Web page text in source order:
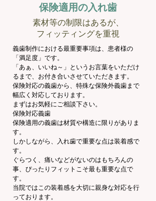
保険適用の入れ歯
素材等の制限はあるが、
フィッティングを重視
義歯制作における最重要事項は、患者様の
「満足度」です。
「あぁ、いいね～」というお言葉をいただけ
るまで、お付き合いさせていただきます。
保険対応の義歯から、特殊な保険外義歯まで
幅広く対応しております。
まずはお気軽にご相談下さい。
保険対応義歯
保険適用の義歯は材質や構造に限りがありま
す。
しかしながら、入れ歯で重要な点は装着感で
す。
ぐらつく、痛いなどがないのはもちろんの
事、ぴったりフィットこそ最も重要な点で
す。
当院ではこの装着感を大切に親身な対応を行
っております。